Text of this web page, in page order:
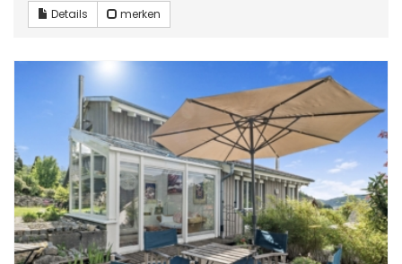
Details merken